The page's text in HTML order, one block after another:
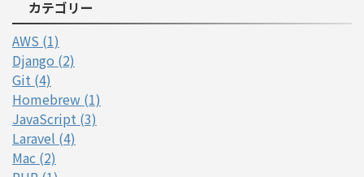
カテゴリー
AWS (1)
Django (2)
Git (4)
Homebrew (1)
JavaScript (3)
Laravel (4)
Mac (2)